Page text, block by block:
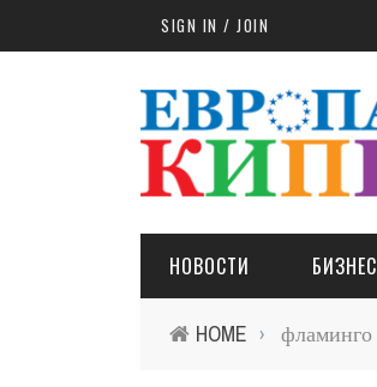
Skip to main contentSIGN IN / JOIN
НОВОСТИ БИЗНЕС
HOME › фламинго